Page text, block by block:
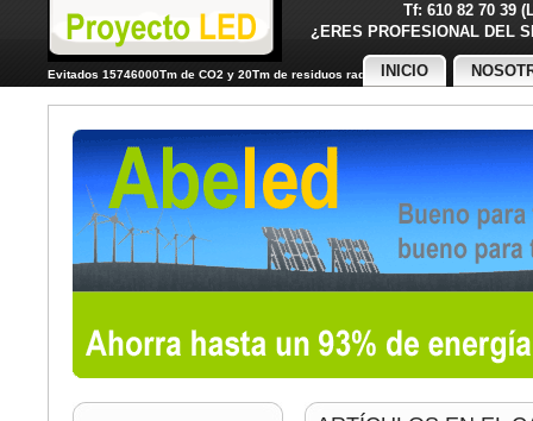
Tf: 610 82 70 39
¿ERES PROFESIONAL
Evitados 15746000Tm de CO2 y 20Tm de residuos radiactivos
INICIO